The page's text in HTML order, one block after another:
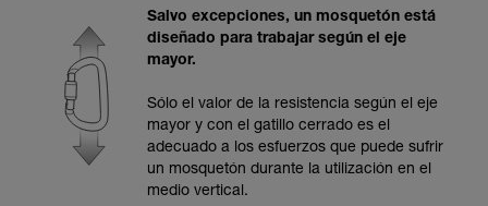
comprender este complemento informativo.
Dominar estas técnicas requiere una formación
y un entrenamiento específico. Confirme a
través de un profesional su capacidad para
ejecutar estas técnicas, solo y con total
seguridad, antes de ejecutarlas de forma
autónoma.
Damos ejemplos de técnicas relacionadas con
su actividad. Pueden existir otras que no
Salvo excepciones, un mosquetón está
diseñado para trabajar según el eje
mayor.
Sólo el valor de la resistencia según el eje
mayor y con el gatillo cerrado es el
adecuado a los esfuerzos que puede sufrir
un mosquetón durante la utilización en el
medio vertical.